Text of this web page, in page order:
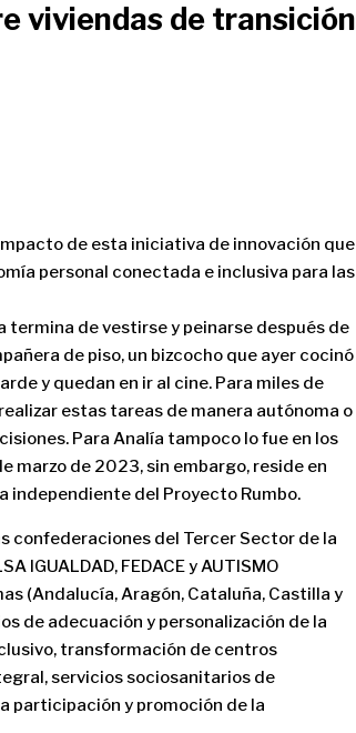
viviendas de transición
de esta iniciativa de innovación que
personal conectada e inclusiva para las
termina de vestirse y peinarse después de
de piso, un bizcocho que ayer cocinó
y quedan en ir al cine. Para miles de
estas tareas de manera autónoma o
Para Analía tampoco lo fue en los
marzo de 2023, sin embargo, reside en
independiente del Proyecto Rumbo.
del Tercer Sector de la
IGUALDAD, FEDACE y AUTISMO
(Andalucía, Aragón, Cataluña, Castilla y
de adecuación y personalización de la
transformación de centros
servicios sociosanitarios de
participación y promoción de la